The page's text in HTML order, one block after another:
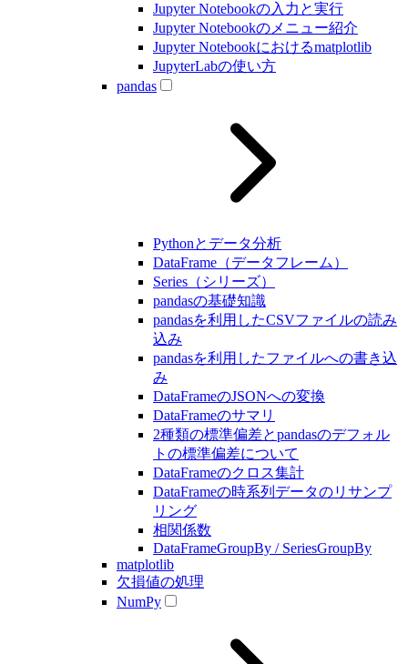
Jupyter Notebookの入力と実行
Jupyter Notebookのメニュー紹介
Jupyter Notebookにおけるmatplotlib
JupyterLabの使い方
pandas
Pythonとデータ分析
DataFrame（データフレーム）
Series（シリーズ）
pandasの基礎知識
pandasを利用したCSVファイルの読み
込み
pandasを利用したファイルへの書き込
み
DataFrameのJSONへの変換
DataFrameのサマリ
2種類の標準偏差とpandasのデフォル
トの標準偏差について
DataFrameのクロス集計
DataFrameの時系列データのリサンプ
リング
相関係数
DataFrameGroupBy / SeriesGroupBy
matplotlib
欠損値の処理
NumPy